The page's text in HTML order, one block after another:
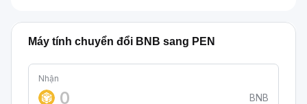
Máy tính chuyển đổi BNB sang PEN
Nhận
BNB